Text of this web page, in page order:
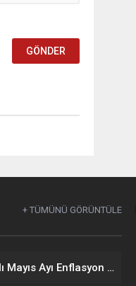
+ TÜMÜNÜ GÖRÜNTÜLE
2026 Yılı Mayıs Ayı Enflasyon Verisinin Memur ve Emekli Maaşına Etkisi